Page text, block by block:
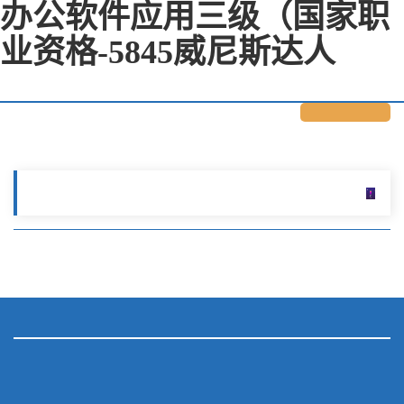
办公软件应用三级（国家职
业资格-5845威尼斯达人